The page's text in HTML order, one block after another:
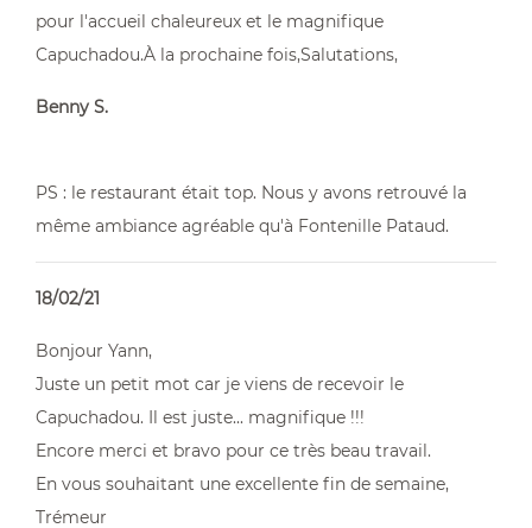
pour l'accueil chaleureux et le magnifique
Capuchadou.À la prochaine fois,Salutations,
Benny S.
PS : le restaurant était top. Nous y avons retrouvé la
même ambiance agréable qu'à Fontenille Pataud.
18/02/21
Bonjour Yann,
Juste un petit mot car je viens de recevoir le
Capuchadou. Il est juste... magnifique !!!
Encore merci et bravo pour ce très beau travail.
En vous souhaitant une excellente fin de semaine,
Trémeur